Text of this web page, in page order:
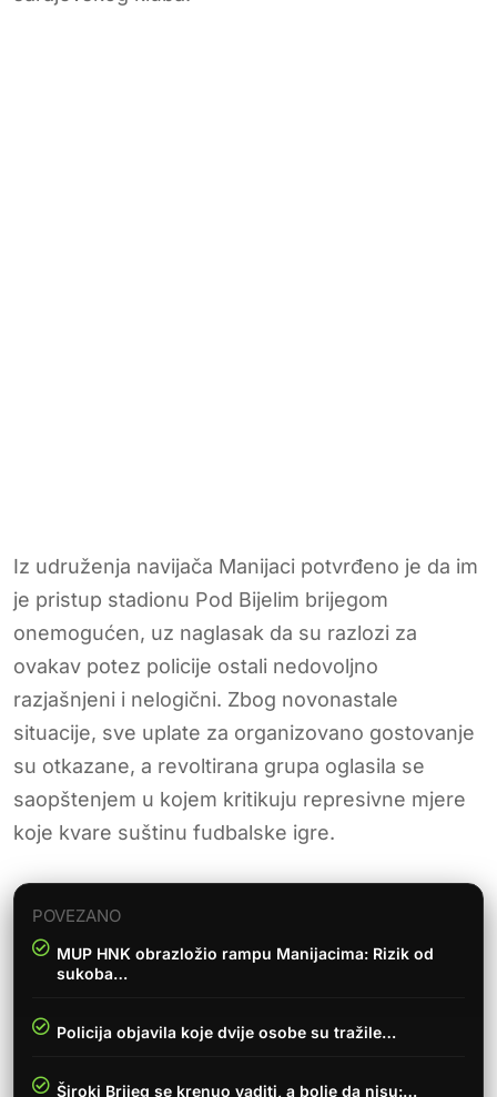
Iz udruženja navijača Manijaci potvrđeno je da im
je pristup stadionu Pod Bijelim brijegom
onemogućen, uz naglasak da su razlozi za
ovakav potez policije ostali nedovoljno
razjašnjeni i nelogični. Zbog novonastale
situacije, sve uplate za organizovano gostovanje
su otkazane, a revoltirana grupa oglasila se
saopštenjem u kojem kritikuju represivne mjere
koje kvare suštinu fudbalske igre.
POVEZANO
MUP HNK obrazložio rampu Manijacima: Rizik od
sukoba…
Policija objavila koje dvije osobe su tražile…
Široki Brijeg se krenuo vaditi, a bolje da nisu:…